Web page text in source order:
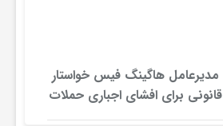
مدیرعامل هاگینگ فیس خواستار
قانونی برای افشای اجباری حملات
هوش مصنوعی شد